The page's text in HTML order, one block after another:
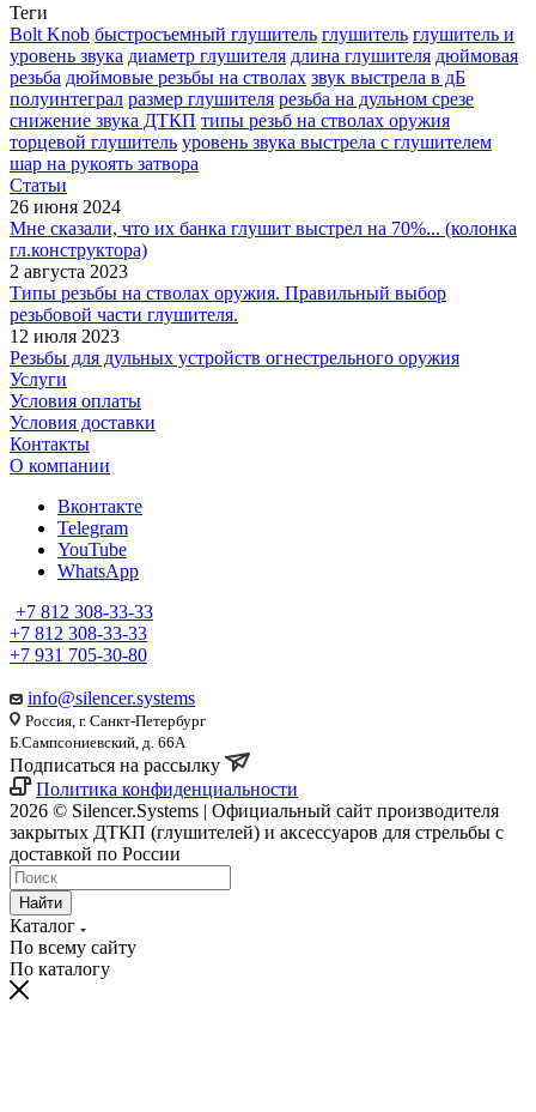
Теги
Bolt Knob быстросъемный глушитель глушитель глушитель и
уровень звука диаметр глушителя длина глушителя дюймовая
резьба дюймовые резьбы на стволах звук выстрела в дБ
полуинтеграл размер глушителя резьба на дульном срезе
снижение звука ДТКП типы резьб на стволах оружия
торцевой глушитель уровень звука выстрела с глушителем
шар на рукоять затвора
Статьи
26 июня 2024
Мне сказали, что их банка глушит выстрел на 70%... (колонка
гл.конструктора)
2 августа 2023
Типы резьбы на стволах оружия. Правильный выбор
резьбовой части глушителя.
12 июля 2023
Резьбы для дульных устройств огнестрельного оружия
Услуги
Условия оплаты
Условия доставки
Контакты
О компании
Вконтакте
Telegram
YouTube
WhatsApp
+7 812 308-33-33
+7 812 308-33-33
+7 931 705-30-80
info@silencer.systems
Россия, г. Санкт-Петербург
Б.Сампсониевский, д. 66А
Подписаться на рассылку
Политика конфиденциальности
2026 © Silencer.Systems | Официальный сайт производителя
закрытых ДТКП (глушителей) и аксессуаров для стрельбы с
доставкой по России
Найти
Каталог
По всему сайту
По каталогу